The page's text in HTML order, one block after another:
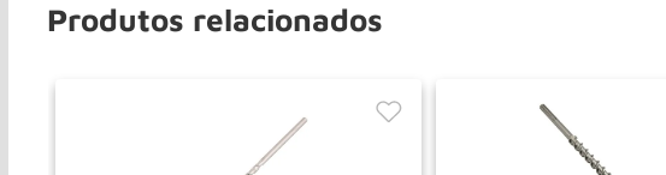
Produtos relacionados